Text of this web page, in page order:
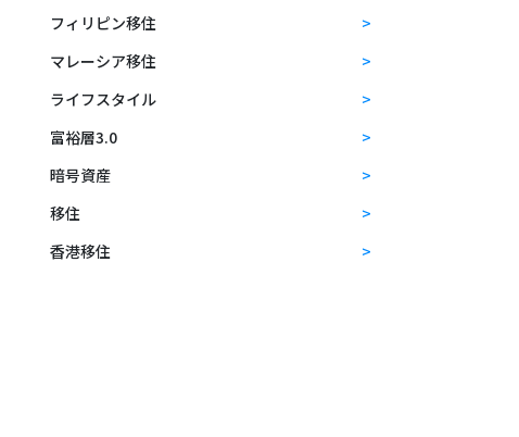
フィリピン移住
マレーシア移住
ライフスタイル
富裕層3.0
暗号資産
移住
香港移住